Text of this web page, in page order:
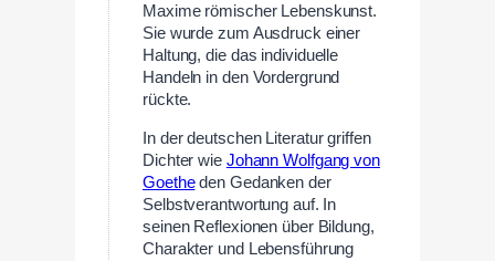
Maxime römischer Lebenskunst.
Sie wurde zum Ausdruck einer
Haltung, die das individuelle
Handeln in den Vordergrund
rückte.
In der deutschen Literatur griffen
Dichter wie Johann Wolfgang von
Goetheden Gedanken der
Selbstverantwortung auf. In
seinen Reflexionen über Bildung,
Charakter und Lebensführung